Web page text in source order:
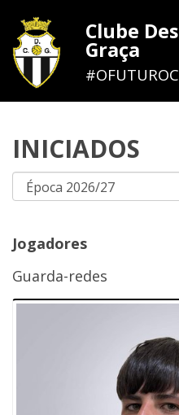
Clube
Graça
INICIADOS
Jogadores
Guarda-redes